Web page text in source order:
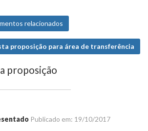
relacionados
proposição para área de transferência
proposição
Publicado em: 19/10/2017